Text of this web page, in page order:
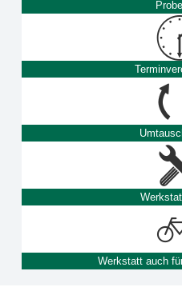
Werkstatt auch